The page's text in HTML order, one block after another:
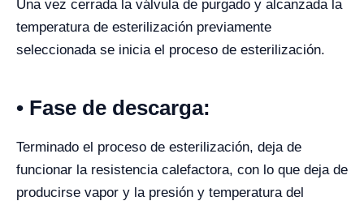
Una vez cerrada la válvula de purgado y alcanzada la
temperatura de esterilización previamente
seleccionada se inicia el proceso de esterilización.
• Fase de descarga:
Terminado el proceso de esterilización, deja de
funcionar la resistencia calefactora, con lo que deja de
producirse vapor y la presión y temperatura del